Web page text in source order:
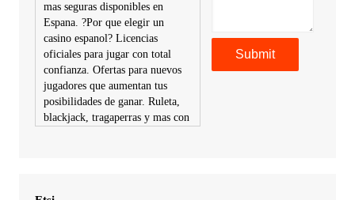
mas seguras disponibles en
Espana. ?Por que elegir un
casino espanol? Licencias
oficiales para jugar con total
confianza. Ofertas para nuevos
jugadores que aumentan tus
posibilidades de ganar. Ruleta,
blackjack, tragaperras y mas con